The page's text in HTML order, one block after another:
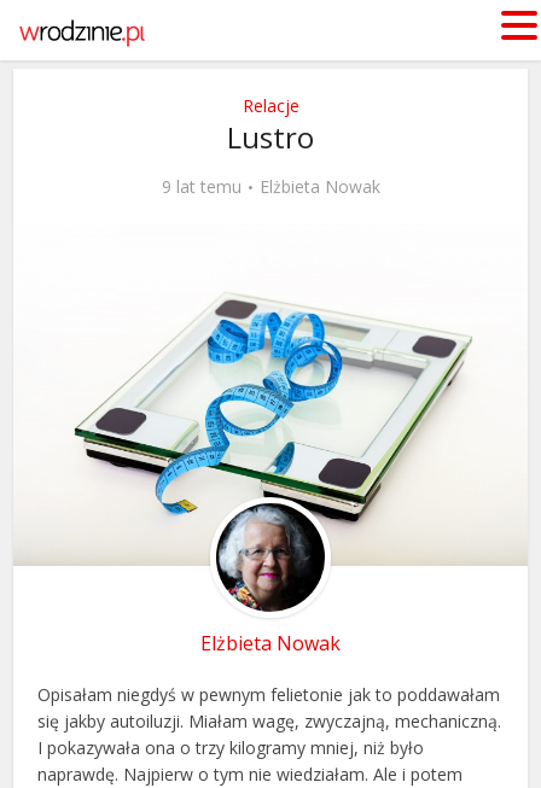
Relacje
Lustro
9 lat temu Elżbieta Nowak
Elżbieta Nowak
Opisałam niegdyś w pewnym felietonie jak to poddawałam
się jakby autoiluzji. Miałam wagę, zwyczajną, mechaniczną.
I pokazywała ona o trzy kilogramy mniej, niż było
naprawdę. Najpierw o tym nie wiedziałam. Ale i potem